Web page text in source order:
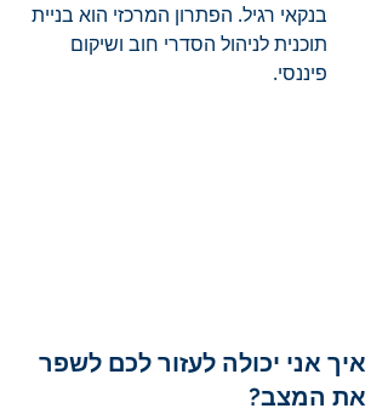
בנקאי רגיל. הפתרון המרכזי הוא בניית
תוכנית לניהול הסדרי חוב ושיקום
פיננסי.
איך אני יכולה לעזור לכם לשפר
את המצב?